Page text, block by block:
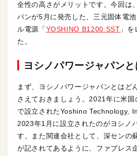
全性の高さがメリットです。今回は
パンが5月に発売した、三元固体電
ル電源「YOSHINO B1200 SST 」
た。
ヨシノパワージャパンと
まず、ヨシノパワージャパンとはど
さえておきましょう。2021年に米国
で設立されたYoshino Technology,
2023年1月に設立されたのがヨシノ
す。また関連会社として、深センの
が記されてあるように、ファブレス